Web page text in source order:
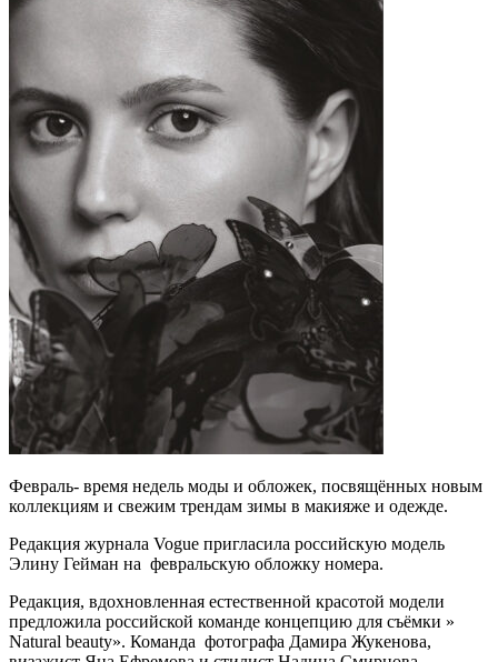
Февраль- время недель моды и обложек, посвящённых новым
коллекциям и свежим трендам зимы в макияже и одежде.
Редакция журнала Vogue пригласила российскую модель
Элину Гейман на февральскую обложку номера.
Редакция, вдохновленная естественной красотой модели
предложила российской команде концепцию для съёмки »
Natural beauty». Команда фотографа Дамира Жукенова,